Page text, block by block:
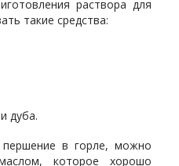
раствора для
такие средства:
дуба.
в горле, можно
которое хорошо